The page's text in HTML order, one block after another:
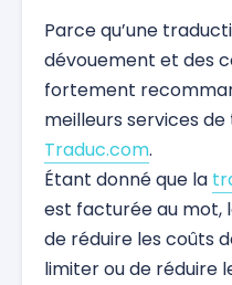
Parce qu’une
dévouement et des
fortement
meilleurs services
Traduc.com.
Étant donné que la
est facturée au mot,
de réduire les coûts
limiter ou de réduire